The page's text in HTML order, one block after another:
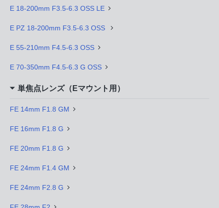
E 18-200mm F3.5-6.3 OSS LE
E PZ 18-200mm F3.5-6.3 OSS
E 55-210mm F4.5-6.3 OSS
E 70-350mm F4.5-6.3 G OSS
単焦点レンズ（Eマウント用）
FE 14mm F1.8 GM
FE 16mm F1.8 G
FE 20mm F1.8 G
FE 24mm F1.4 GM
FE 24mm F2.8 G